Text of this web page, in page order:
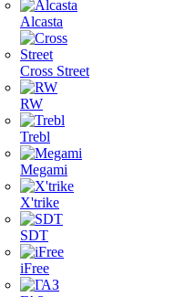
Alcasta
Cross Street
RW
Trebl
Megami
X'trike
SDT
iFree